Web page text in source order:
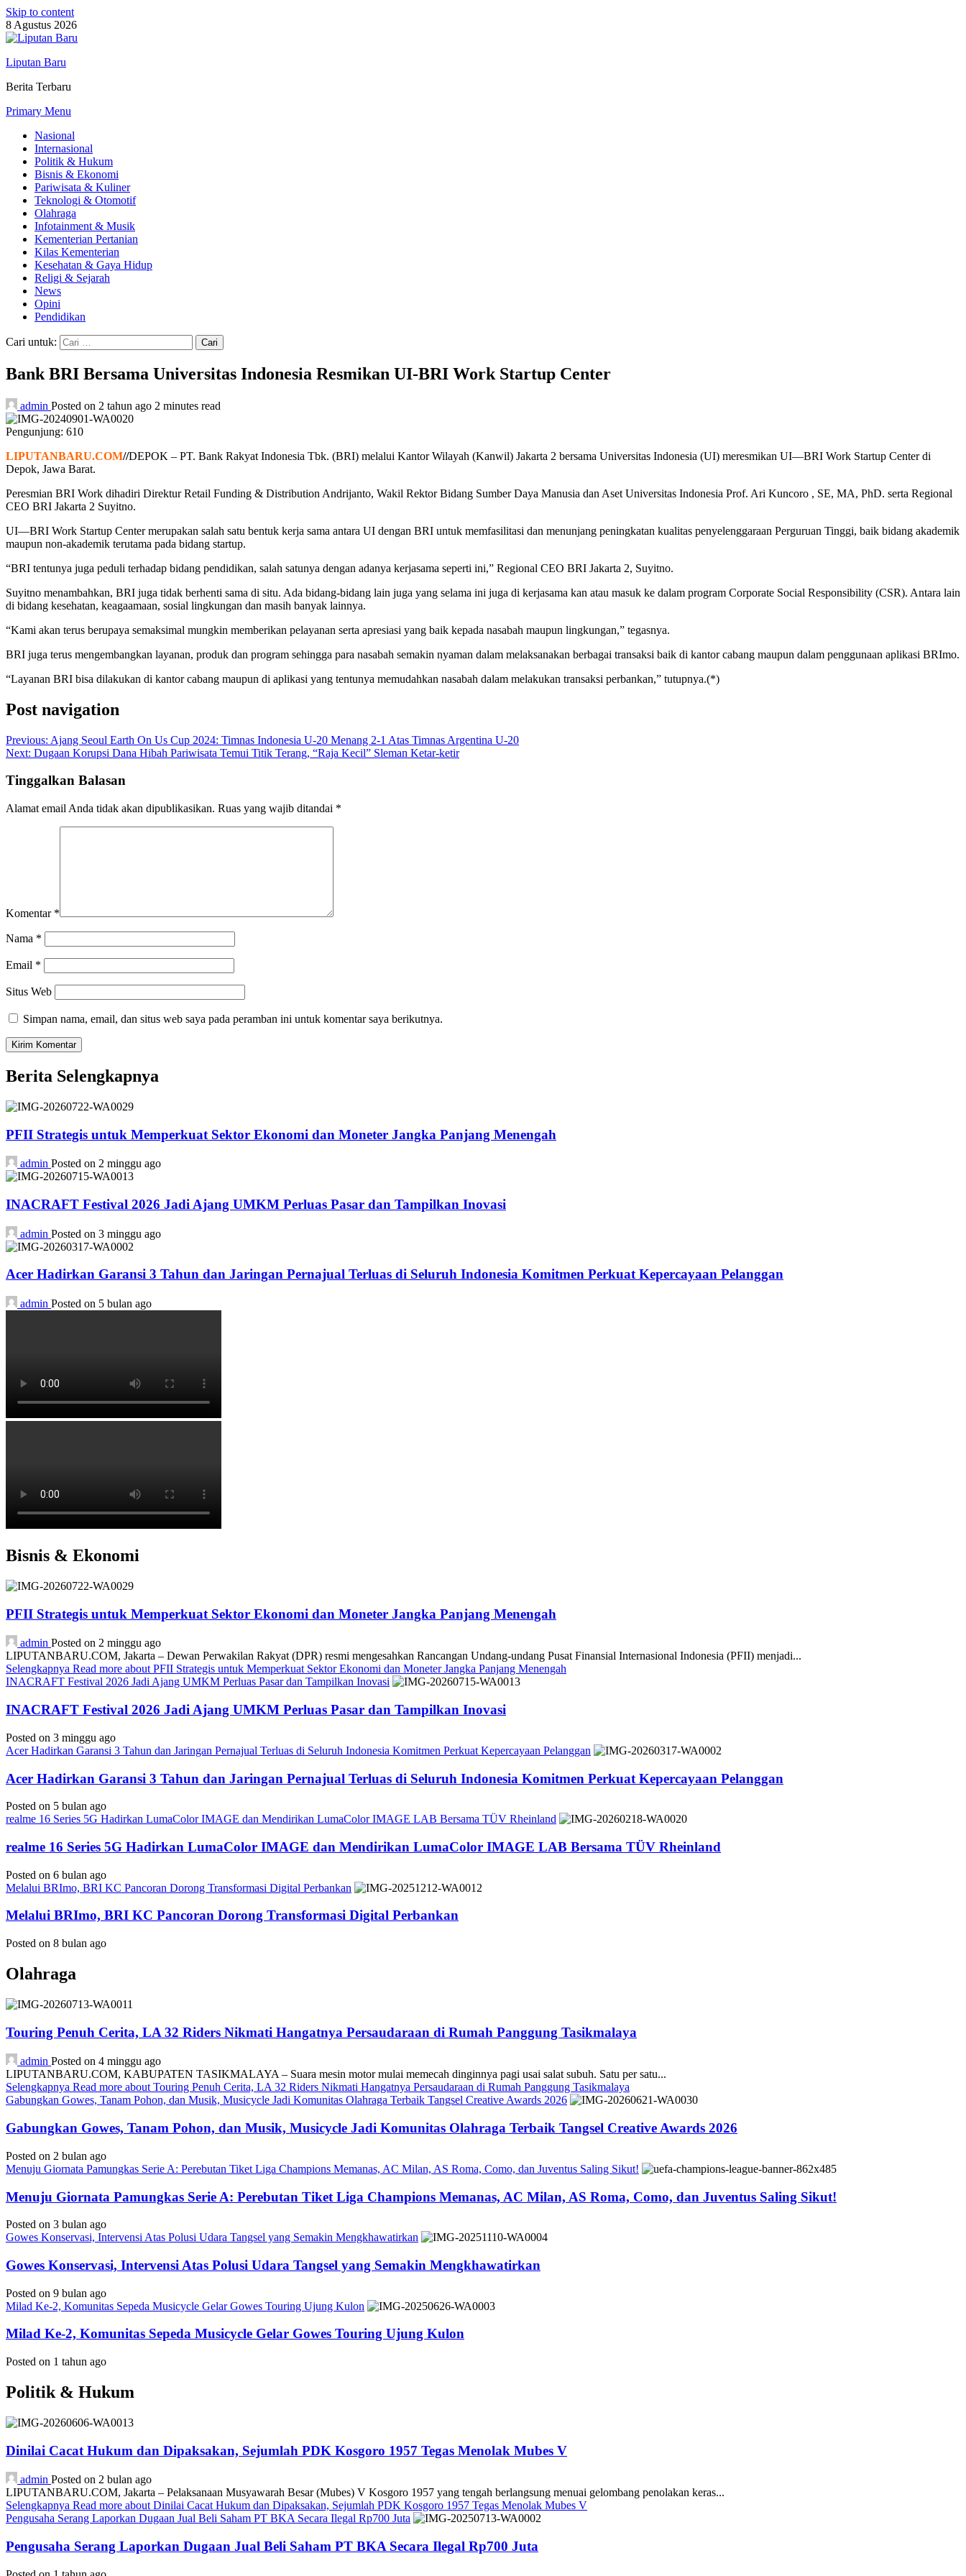
Skip to content
8 Agustus 2026
Liputan Baru
Berita Terbaru
Primary Menu
Nasional
Internasional
Politik & Hukum
Bisnis & Ekonomi
Pariwisata & Kuliner
Teknologi & Otomotif
Olahraga
Infotainment & Musik
Kementerian Pertanian
Kilas Kementerian
Kesehatan & Gaya Hidup
Religi & Sejarah
News
Opini
Pendidikan
Cari untuk:
Bank BRI Bersama Universitas Indonesia Resmikan UI-BRI Work Startup Center
admin Posted on 2 tahun ago 2 minutes read
Pengunjung: 610
LIPUTANBARU.COM//DEPOK – PT. Bank Rakyat Indonesia Tbk. (BRI) melalui Kantor Wilayah (Kanwil) Jakarta 2 bersama Universitas Indonesia (UI) meresmikan UI—BRI Work Startup Center di
Depok, Jawa Barat.
Peresmian BRI Work dihadiri Direktur Retail Funding & Distribution Andrijanto, Wakil Rektor Bidang Sumber Daya Manusia dan Aset Universitas Indonesia Prof. Ari Kuncoro , SE, MA, PhD. serta Regional
CEO BRI Jakarta 2 Suyitno.
UI—BRI Work Startup Center merupakan salah satu bentuk kerja sama antara UI dengan BRI untuk memfasilitasi dan menunjang peningkatan kualitas penyelenggaraan Perguruan Tinggi, baik bidang akademik
maupun non-akademik terutama pada bidang startup.
“BRI tentunya juga peduli terhadap bidang pendidikan, salah satunya dengan adanya kerjasama seperti ini,” Regional CEO BRI Jakarta 2, Suyitno.
Suyitno menambahkan, BRI juga tidak berhenti sama di situ. Ada bidang-bidang lain juga yang selama ini juga di kerjasama kan atau masuk ke dalam program Corporate Social Responsibility (CSR). Antara lain
di bidang kesehatan, keagaamaan, sosial lingkungan dan masih banyak lainnya.
“Kami akan terus berupaya semaksimal mungkin memberikan pelayanan serta apresiasi yang baik kepada nasabah maupun lingkungan,” tegasnya.
BRI juga terus mengembangkan layanan, produk dan program sehingga para nasabah semakin nyaman dalam melaksanakan berbagai transaksi baik di kantor cabang maupun dalam penggunaan aplikasi BRImo.
“Layanan BRI bisa dilakukan di kantor cabang maupun di aplikasi yang tentunya memudahkan nasabah dalam melakukan transaksi perbankan,” tutupnya.(*)
Post navigation
Previous: Ajang Seoul Earth On Us Cup 2024: Timnas Indonesia U-20 Menang 2-1 Atas Timnas Argentina U-20
Next: Dugaan Korupsi Dana Hibah Pariwisata Temui Titik Terang, “Raja Kecil” Sleman Ketar-ketir
Tinggalkan Balasan
Alamat email Anda tidak akan dipublikasikan. Ruas yang wajib ditandai *
Komentar *
Nama *
Email *
Situs Web
Simpan nama, email, dan situs web saya pada peramban ini untuk komentar saya berikutnya.
Berita Selengkapnya
PFII Strategis untuk Memperkuat Sektor Ekonomi dan Moneter Jangka Panjang Menengah
admin Posted on 2 minggu ago
INACRAFT Festival 2026 Jadi Ajang UMKM Perluas Pasar dan Tampilkan Inovasi
admin Posted on 3 minggu ago
Acer Hadirkan Garansi 3 Tahun dan Jaringan Pernajual Terluas di Seluruh Indonesia Komitmen Perkuat Kepercayaan Pelanggan
admin Posted on 5 bulan ago
Bisnis & Ekonomi
PFII Strategis untuk Memperkuat Sektor Ekonomi dan Moneter Jangka Panjang Menengah
admin Posted on 2 minggu ago
LIPUTANBARU.COM, Jakarta – Dewan Perwakilan Rakyat (DPR) resmi mengesahkan Rancangan Undang-undang Pusat Finansial Internasional Indonesia (PFII) menjadi...
Selengkapnya Read more about PFII Strategis untuk Memperkuat Sektor Ekonomi dan Moneter Jangka Panjang Menengah
INACRAFT Festival 2026 Jadi Ajang UMKM Perluas Pasar dan Tampilkan Inovasi
INACRAFT Festival 2026 Jadi Ajang UMKM Perluas Pasar dan Tampilkan Inovasi
Posted on 3 minggu ago
Acer Hadirkan Garansi 3 Tahun dan Jaringan Pernajual Terluas di Seluruh Indonesia Komitmen Perkuat Kepercayaan Pelanggan
Acer Hadirkan Garansi 3 Tahun dan Jaringan Pernajual Terluas di Seluruh Indonesia Komitmen Perkuat Kepercayaan Pelanggan
Posted on 5 bulan ago
realme 16 Series 5G Hadirkan LumaColor IMAGE dan Mendirikan LumaColor IMAGE LAB Bersama TÜV Rheinland
realme 16 Series 5G Hadirkan LumaColor IMAGE dan Mendirikan LumaColor IMAGE LAB Bersama TÜV Rheinland
Posted on 6 bulan ago
Melalui BRImo, BRI KC Pancoran Dorong Transformasi Digital Perbankan
Melalui BRImo, BRI KC Pancoran Dorong Transformasi Digital Perbankan
Posted on 8 bulan ago
Olahraga
Touring Penuh Cerita, LA 32 Riders Nikmati Hangatnya Persaudaraan di Rumah Panggung Tasikmalaya
admin Posted on 4 minggu ago
LIPUTANBARU.COM, KABUPATEN TASIKMALAYA – Suara mesin motor mulai memecah dinginnya pagi usai salat subuh. Satu per satu...
Selengkapnya Read more about Touring Penuh Cerita, LA 32 Riders Nikmati Hangatnya Persaudaraan di Rumah Panggung Tasikmalaya
Gabungkan Gowes, Tanam Pohon, dan Musik, Musicycle Jadi Komunitas Olahraga Terbaik Tangsel Creative Awards 2026
Gabungkan Gowes, Tanam Pohon, dan Musik, Musicycle Jadi Komunitas Olahraga Terbaik Tangsel Creative Awards 2026
Posted on 2 bulan ago
Menuju Giornata Pamungkas Serie A: Perebutan Tiket Liga Champions Memanas, AC Milan, AS Roma, Como, dan Juventus Saling Sikut!
Menuju Giornata Pamungkas Serie A: Perebutan Tiket Liga Champions Memanas, AC Milan, AS Roma, Como, dan Juventus Saling Sikut!
Posted on 3 bulan ago
Gowes Konservasi, Intervensi Atas Polusi Udara Tangsel yang Semakin Mengkhawatirkan
Gowes Konservasi, Intervensi Atas Polusi Udara Tangsel yang Semakin Mengkhawatirkan
Posted on 9 bulan ago
Milad Ke-2, Komunitas Sepeda Musicycle Gelar Gowes Touring Ujung Kulon
Milad Ke-2, Komunitas Sepeda Musicycle Gelar Gowes Touring Ujung Kulon
Posted on 1 tahun ago
Politik & Hukum
Dinilai Cacat Hukum dan Dipaksakan, Sejumlah PDK Kosgoro 1957 Tegas Menolak Mubes V
admin Posted on 2 bulan ago
LIPUTANBARU.COM, Jakarta – Pelaksanaan Musyawarah Besar (Mubes) V Kosgoro 1957 yang tengah berlangsung menuai gelombang penolakan keras...
Selengkapnya Read more about Dinilai Cacat Hukum dan Dipaksakan, Sejumlah PDK Kosgoro 1957 Tegas Menolak Mubes V
Pengusaha Serang Laporkan Dugaan Jual Beli Saham PT BKA Secara Ilegal Rp700 Juta
Pengusaha Serang Laporkan Dugaan Jual Beli Saham PT BKA Secara Ilegal Rp700 Juta